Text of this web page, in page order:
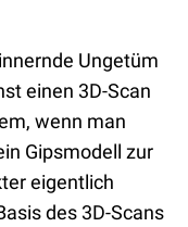
Ungetüm
einen 3D-Scan
wenn man
Gipsmodell zur
eigentlich
des 3D-Scans